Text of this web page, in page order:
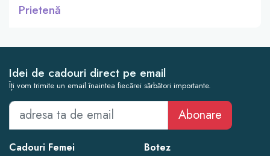
Prietenă
Idei de cadouri direct pe email
Îți vom trimite un email înaintea fiecărei sărbători importante.
Abonare
Cadouri Femei
Botez